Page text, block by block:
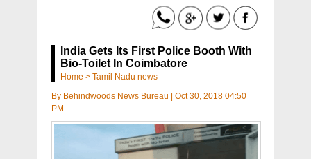
India Gets Its First Police Booth With
Bio-Toilet In Coimbatore
Home > Tamil Nadu news
By Behindwoods News Bureau
Oct 30, 2018 04:50
PM